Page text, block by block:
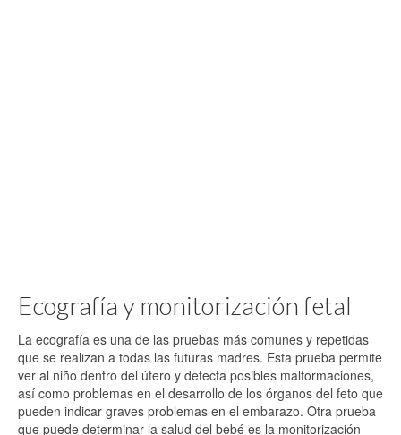
Ecografía y monitorización fetal
La ecografía es una de las pruebas más comunes y repetidas
que se realizan a todas las futuras madres. Esta prueba permite
ver al niño dentro del útero y detecta posibles malformaciones,
así como problemas en el desarrollo de los órganos del feto que
pueden indicar graves problemas en el embarazo. Otra prueba
que puede determinar la salud del bebé es la monitorización